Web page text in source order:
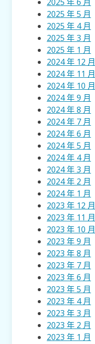
2025 年 5 月
2025 年 4 月
2025 年 3 月
2025 年 1 月
2024 年 12 月
2024 年 11 月
2024 年 10 月
2024 年 9 月
2024 年 8 月
2024 年 7 月
2024 年 6 月
2024 年 5 月
2024 年 4 月
2024 年 3 月
2024 年 2 月
2024 年 1 月
2023 年 12 月
2023 年 11 月
2023 年 10 月
2023 年 9 月
2023 年 8 月
2023 年 7 月
2023 年 6 月
2023 年 5 月
2023 年 4 月
2023 年 3 月
2023 年 2 月
2023 年 1 月